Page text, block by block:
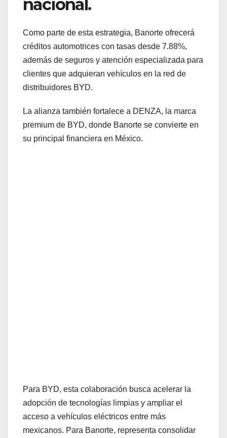
nacional.
Como parte de esta estrategia, Banorte ofrecerá
créditos automotrices con tasas desde 7.88%,
además de seguros y atención especializada para
clientes que adquieran vehículos en la red de
distribuidores BYD.
La alianza también fortalece a DENZA, la marca
premium de BYD, donde Banorte se convierte en
su principal financiera en México.
Para BYD, esta colaboración busca acelerar la
adopción de tecnologías limpias y ampliar el
acceso a vehículos eléctricos entre más
mexicanos. Para Banorte, representa consolidar